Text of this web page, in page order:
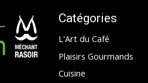
Catégories
L'Art du Café
Plaisirs Gourmands
Cuisine